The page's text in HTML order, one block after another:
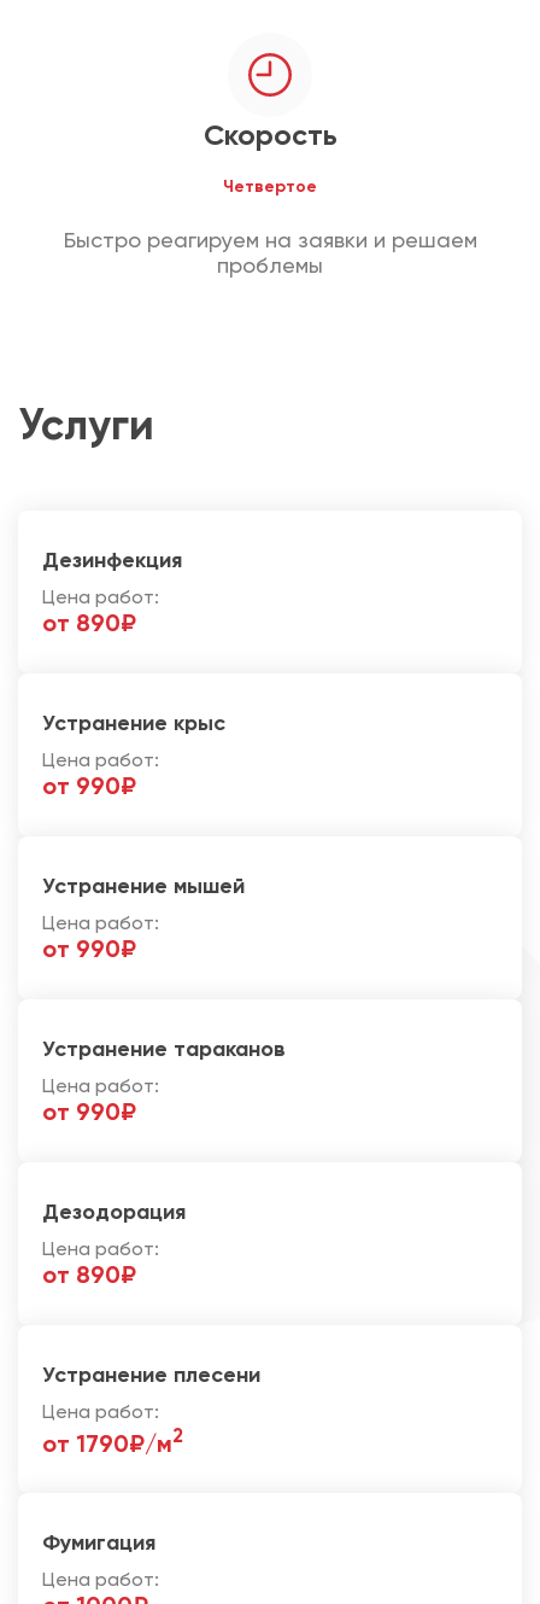
Скорость
Четвертое
Быстро реагируем на заявки и решаем
проблемы
Услуги
Дезинфекция
Цена работ:
от 890₽
Устранение крыс
Цена работ:
от 990₽
Устранение мышей
Цена работ:
от 990₽
Устранение тараканов
Цена работ:
от 990₽
Дезодорация
Цена работ:
от 890₽
Устранение плесени
Цена работ:
от 1790₽/м2
Фумигация
Цена работ: